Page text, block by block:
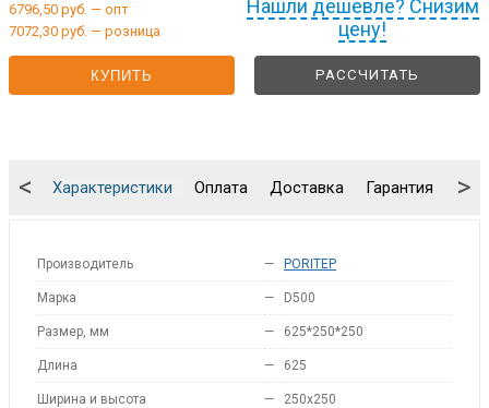
Нашли дешевле? Снизим
цену!
6796,50 руб. — опт
7072,30 руб. — розница
КУПИТЬ РАССЧИТАТЬ
Характеристики Оплата Доставка Гарантия
< >
Производитель — PORITEP
Марка — D500
Размер, мм — 625*250*250
Длина — 625
Ширина и высота — 250x250